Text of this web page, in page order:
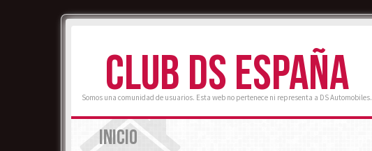
CLUB DS ESPAÑA
Somos una comunidad de usuarios. Esta web no pertenece ni representa a DS Automobiles.
INICIO